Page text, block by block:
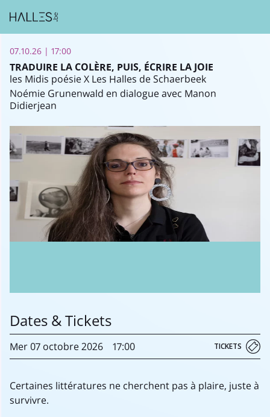
07.10.26 | 17:00
TRADUIRE LA COLÈRE, PUIS, ÉCRIRE LA JOIE
les Midis poésie X Les Halles de Schaerbeek
Noémie Grunenwald en dialogue avec Manon
Didierjean
Dates & Tickets
Mer 07 octobre2026 17:00 TICKETS
Certaines littératures ne cherchent pas à plaire, juste à
survivre.